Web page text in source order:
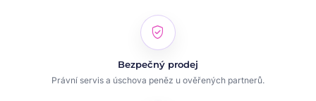
verified_user
Bezpečný prodej
Právní servis a úschova peněz u ověřených partnerů.